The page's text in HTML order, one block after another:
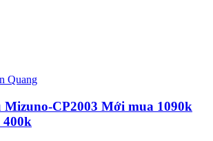
CP2003 Mới mua 1090k
400k